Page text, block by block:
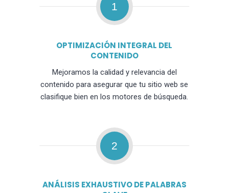
1
OPTIMIZACIÓN INTEGRAL DEL
CONTENIDO
Mejoramos la calidad y relevancia del
contenido para asegurar que tu sitio web se
clasifique bien en los motores de búsqueda.
2
ANÁLISIS EXHAUSTIVO DE PALABRAS